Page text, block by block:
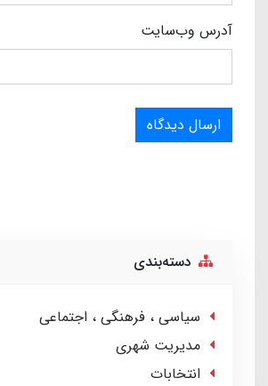
آدرس وب‌سایت
ارسال دیدگاه
دسته‌بندی
سیاسی ، فرهنگی ، اجتماعی
مدیریت شهری
انتخابات